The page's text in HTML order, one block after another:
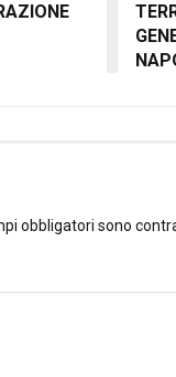
obbligatori sono